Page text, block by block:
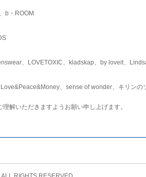
b・ROOM
、LOVETOXIC、kladskap、by loveit、
、sense of wonder、キリンの
解いただきますようお願い申し上げます。